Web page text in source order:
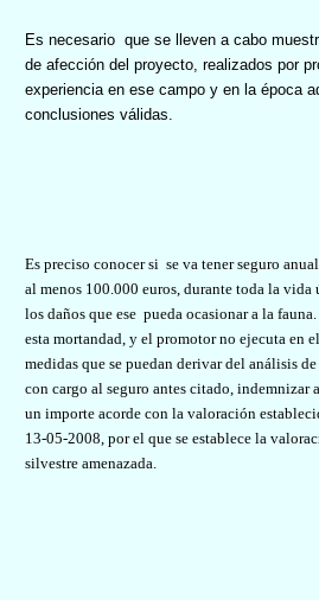
Es necesario que se lleven a cabo
de afección del proyecto, realizados por
experiencia en ese campo y en la época
conclusiones válidas.
Es preciso conocer si se va tener seguro
al menos 100.000 euros, durante toda la
los daños que ese pueda ocasionar a la
esta mortandad, y el promotor no ejecuta en
medidas que se puedan derivar del análisis
con cargo al seguro antes citado, indemnizar
un importe acorde con la valoración
13-05-2008, por el que se establece la
silvestre amenazada.